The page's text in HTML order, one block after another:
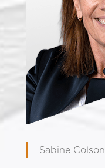
Sabine Colson